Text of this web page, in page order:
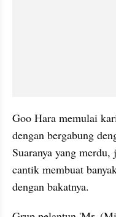
Goo Hara memulai
dengan bergabung
Suaranya yang merdu,
cantik membuat
dengan bakatnya.